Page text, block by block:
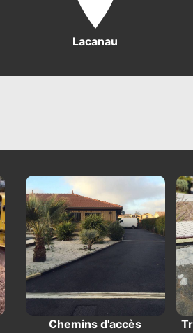
Lacanau
Chemins d'accès